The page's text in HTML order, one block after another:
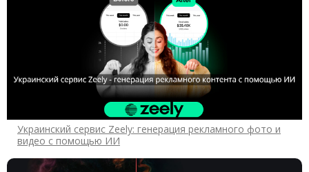
Украинский сервис Zeely: генерация рекламного фото и
видео с помощью ИИ